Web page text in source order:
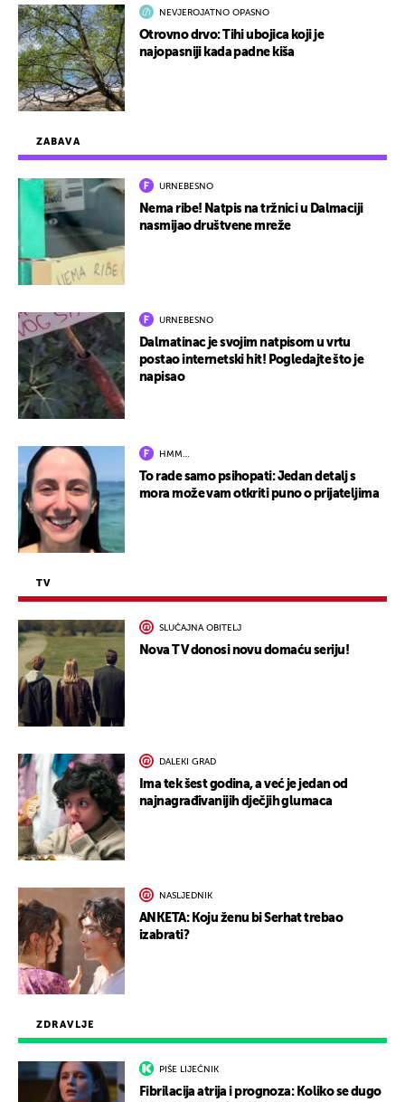
ZDRAVLJE
PIŠE LIJEČNIK
Fibrilacija atrija i prognoza: Koliko se dugo
ZABAVA
URNEBESNO
Nema ribe! Natpis na tržnici u Dalmaciji
nasmijao društvene mreže
URNEBESNO
Dalmatinac je svojim natpisom u vrtu
postao internetski hit! Pogledajte što je
napisao
HMM…
To rade samo psihopati: Jedan detalj s
mora može vam otkriti puno o prijateljima
TV
SLUČAJNA OBITELJ
Nova TV donosi novu domaću seriju!
DALEKI GRAD
Ima tek šest godina, a već je jedan od
najnagrađivanijih dječjih glumaca
NASLJEDNIK
ANKETA: Koju ženu bi Serhat trebao
izabrati?
NEVJEROJATNO OPASNO
Otrovno drvo: Tihi ubojica koji je
najopasniji kada padne kiša